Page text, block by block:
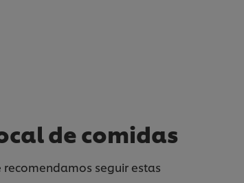
de comidas
seguir estas